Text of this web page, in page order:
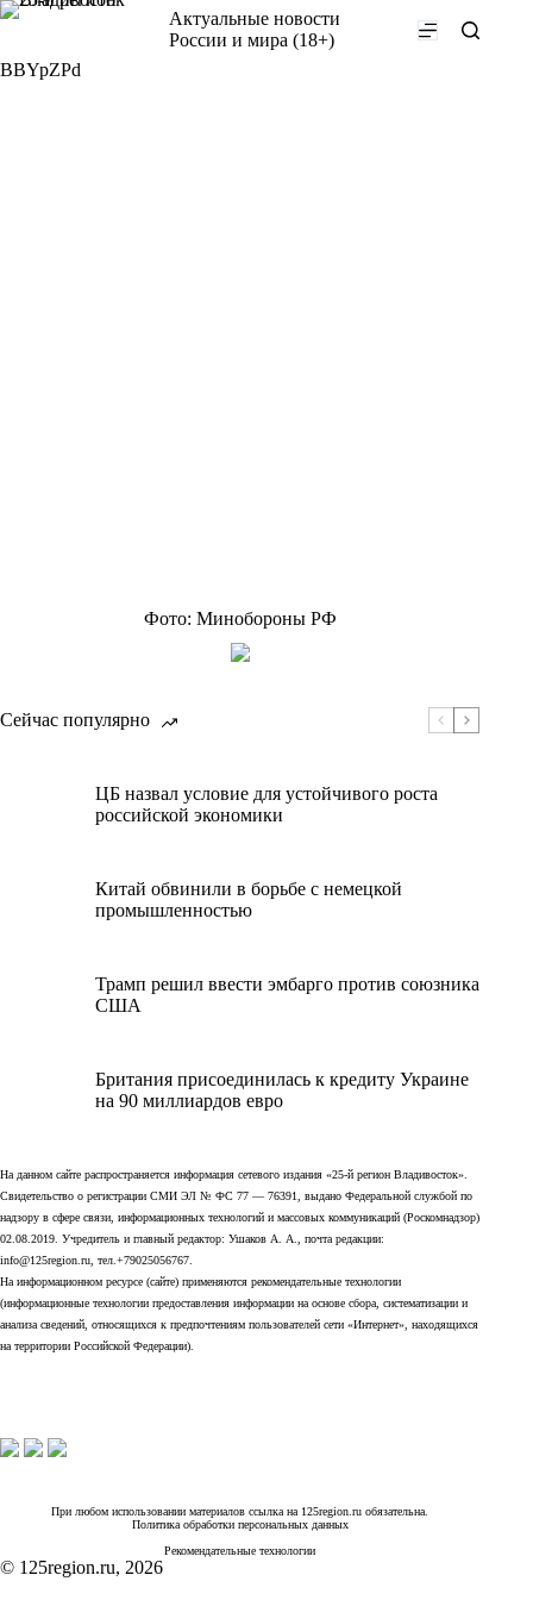
Перейти
Актуальные новости
России и мира (18+)
BBYpZPd
Фото: Минобороны РФ
Сейчас популярно
ЦБ назвал условие для устойчивого роста
российской экономики
Китай обвинили в борьбе с немецкой
промышленностью
Трамп решил ввести эмбарго против союзника
США
Британия присоединилась к кредиту Украине
на 90 миллиардов евро
На данном сайте распространяется информация сетевого издания «25-й регион Владивосток».
Свидетельство о регистрации СМИ ЭЛ № ФС 77 — 76391, выдано Федеральной службой по
надзору в сфере связи, информационных технологий и массовых коммуникаций (Роскомнадзор)
02.08.2019. Учредитель и главный редактор: Ушаков А. А., почта редакции:
info@125region.ru, тел.+79025056767.
На информационном ресурсе (сайте) применяются рекомендательные технологии
(информационные технологии предоставления информации на основе сбора, систематизации и
анализа сведений, относящихся к предпочтениям пользователей сети «Интернет», находящихся
на территории Российской Федерации).
При любом использовании материалов ссылка на 125region.ru обязательна.
Политика обработки персональных данных
Рекомендательные технологии
© 125region.ru, 2026